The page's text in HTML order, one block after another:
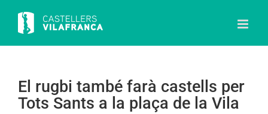
content
El rugbi també farà castells per
Tots Sants a la plaça de la Vila